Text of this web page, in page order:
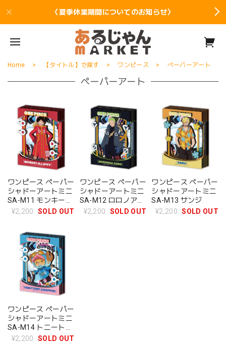
〈夏季休業期間についてのお知らせ〉
Home 【タイトル】で探す ワンピース ペーパーアート
ペーパーアート
ワンピース ペーパー
シャドーアートミニ
SA-M11 モンキー・
D・ルフィ
¥2,200 SOLD OUT
ワンピース ペーパー
シャドーアートミニ
SA-M12 ロロノア・
ゾロ
¥2,200 SOLD OUT
ワンピース ペーパー
シャドーアートミニ
SA-M13 サンジ
¥2,200 SOLD OUT
ワンピース ペーパー
シャドーアートミニ
SA-M14 トニートニ
ー・チョッパー
¥2,200 SOLD OUT